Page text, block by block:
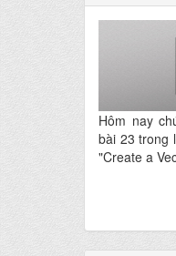
Hôm nay
bài 23 trong
"Create a